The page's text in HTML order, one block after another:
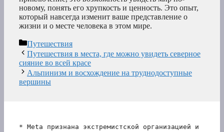
новому, понять его хрупкость и ценность. Это опыт,
который навсегда изменит ваше представление о
жизни и о месте человека в этом мире.
Рубрики
Путешествия
Путешествия в места, где можно увидеть северное
сияние во всей красе
Альпинизм и восхождение на труднодоступные
вершины
* Meta признана экстремистской организацией и